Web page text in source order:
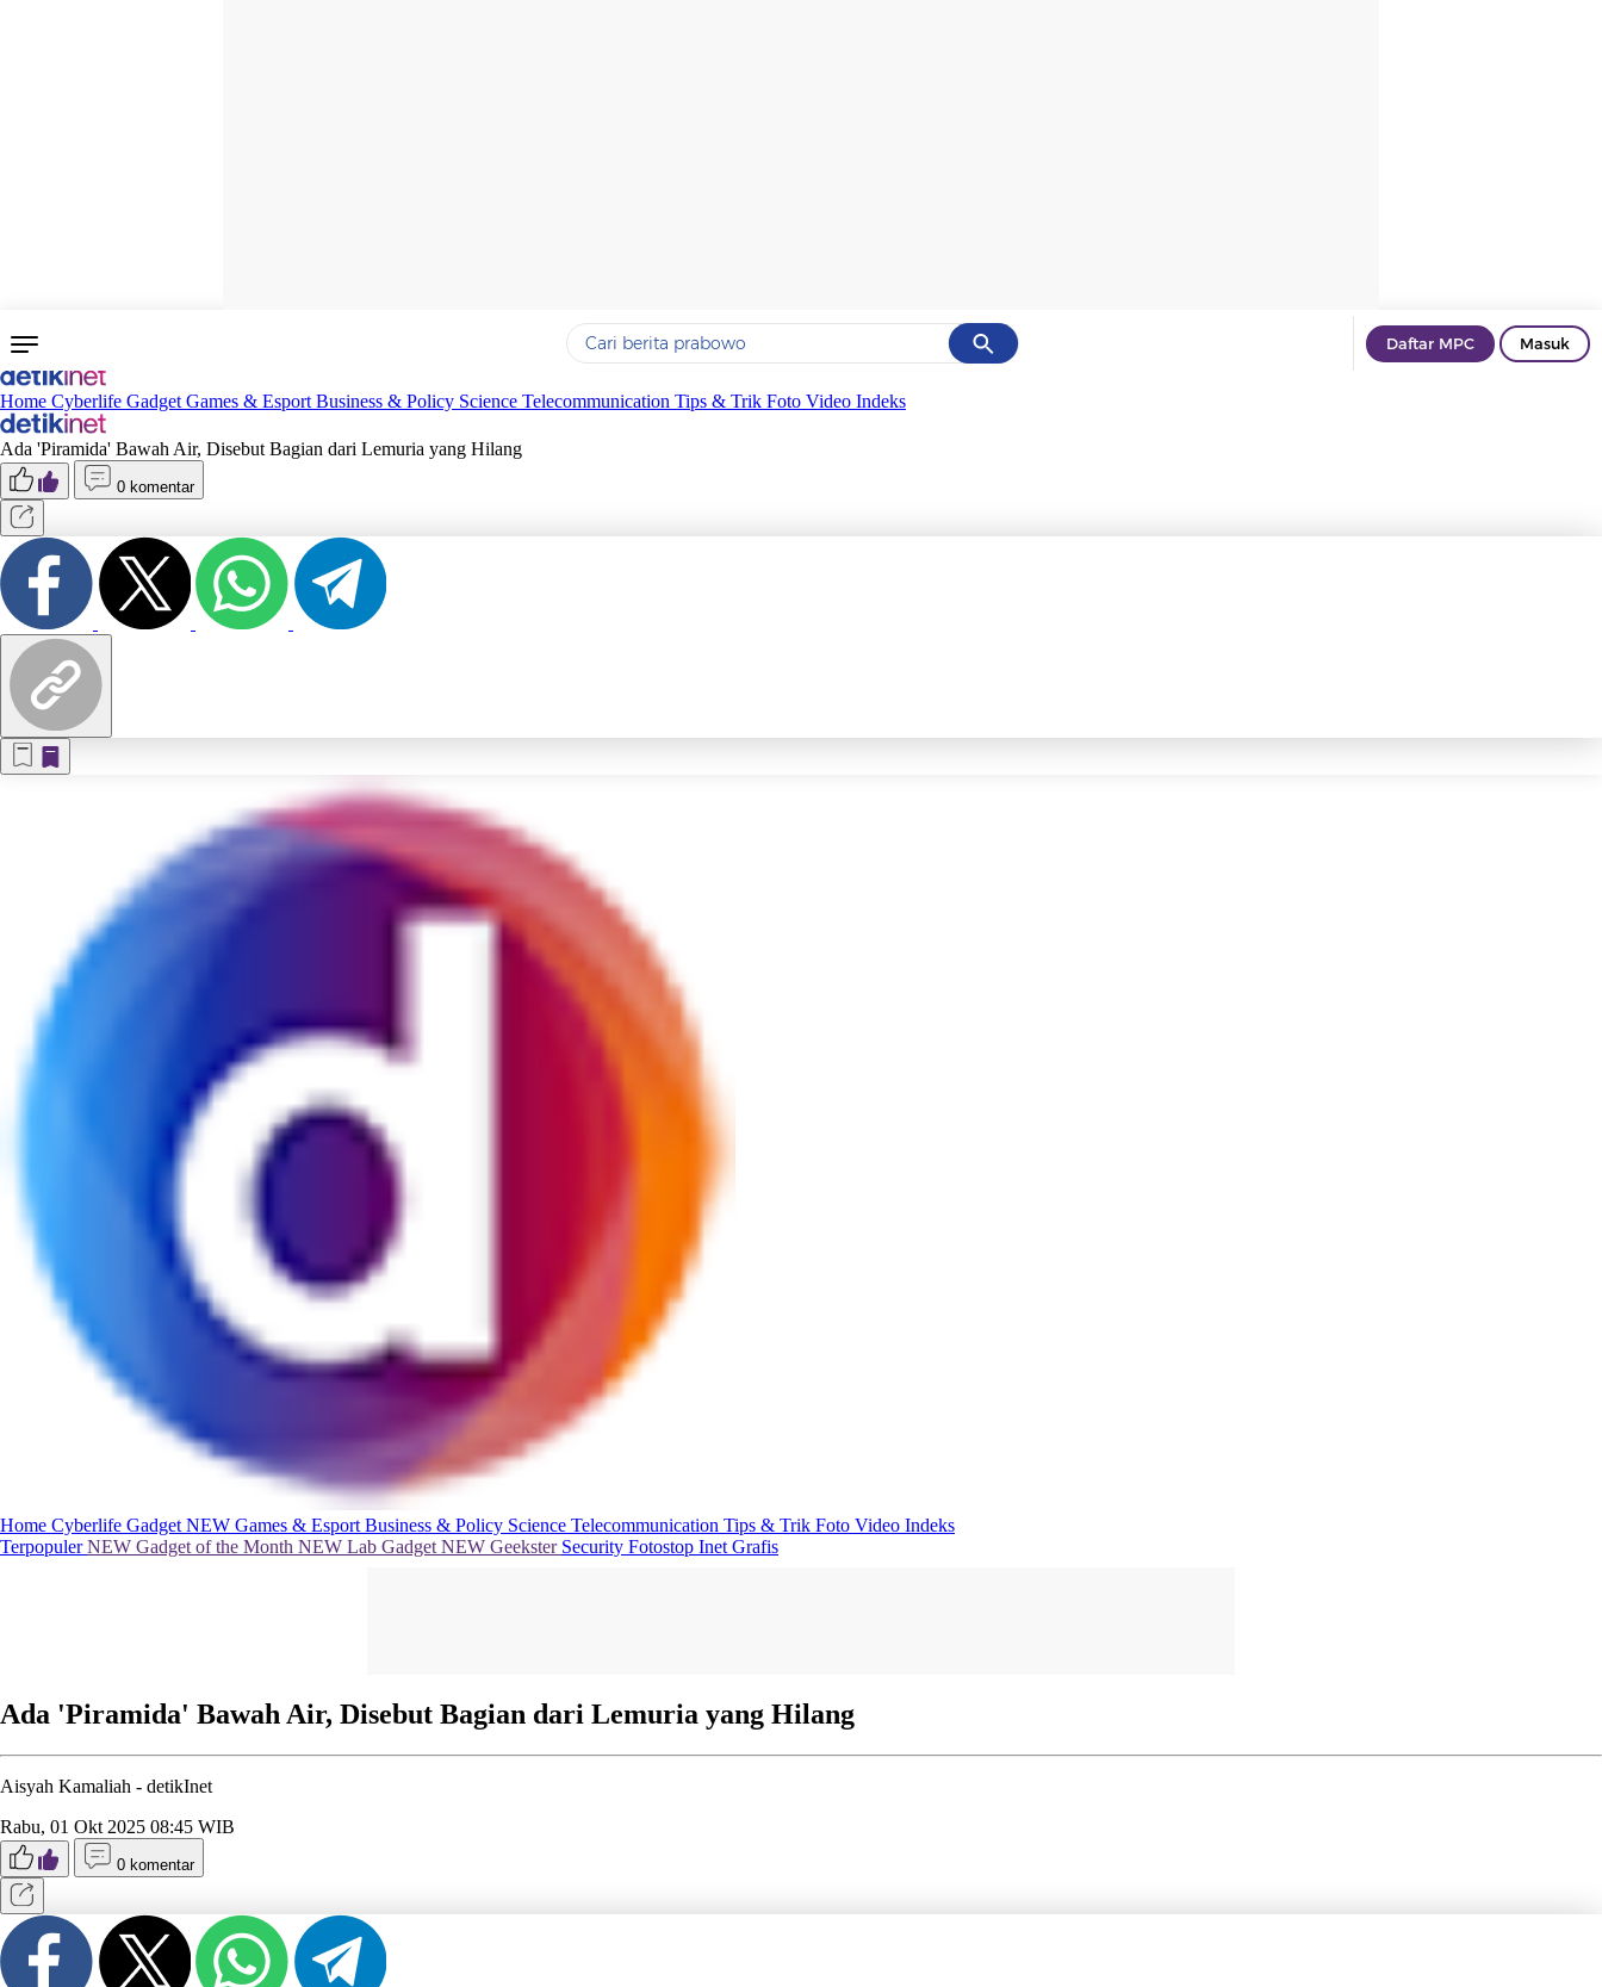
Cancel
Yang sedang ramai dicari
Terakhir yang dicari
Daftar MPC Masuk
Home Cyberlife Gadget Games & Esport Business & Policy Science Telecommunication Tips & Trik Foto Video Indeks
Ada 'Piramida' Bawah Air, Disebut Bagian dari Lemuria yang Hilang
0 komentar
Home Cyberlife Gadget NEW Games & Esport Business & Policy Science Telecommunication Tips & Trik Foto Video Indeks
TerpopulerNEW Gadget of the Month NEW Lab Gadget NEW Geekster Security Fotostop Inet Grafis
Ada 'Piramida' Bawah Air, Disebut Bagian dari Lemuria yang Hilang
Aisyah Kamaliah - detikInet
Rabu, 01 Okt 2025 08:45 WIB
0 komentar